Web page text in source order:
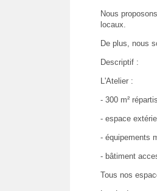
Nous
locaux.
De plus, nous
Descriptif :
L'Atelier :
- 300 m²
- espace
- équipements
- bâtiment
Tous nos